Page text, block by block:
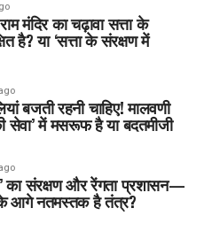
मंदिर का चढ़ावा सत्ता के
है? या ‘सत्ता के संरक्षण में
बजती रहनी चाहिए! मालवणी
सेवा’ में मसरूफ है या बदतमीजी
का संरक्षण और रेंगता प्रशासन—
आगे नतमस्तक है तंत्र?